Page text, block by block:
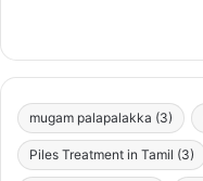
mugam palapalakka (3)
Piles Treatment in Tamil (3)